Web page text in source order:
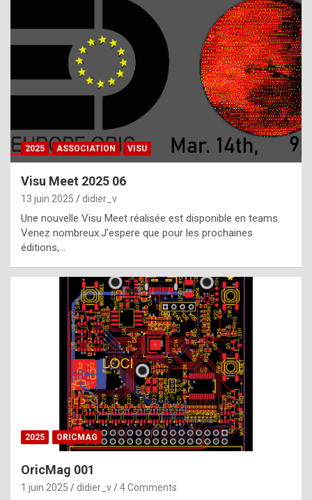
h
a
t
t
e
b
e
s
t
p
h
o
n
y
2025 ASSOCIATION VISU
Visu Meet 2025 06
13 juin 2025 didier_v
Une nouvelle Visu Meet réalisée est disponible en teams.
Venez nombreux.J’espere que pour les prochaines
éditions,…
2025 ORICMAG
OricMag 001
1 juin 2025 didier_v 4 Comments